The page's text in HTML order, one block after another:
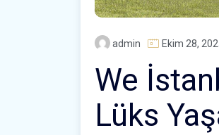
admin Ekim 28,
We
Lüks